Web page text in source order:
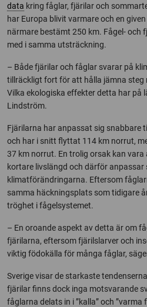
data kring fåglar, fjärilar och
har Europa blivit varmare och en
närmare bestämt 250 km. Fågel- och
med i samma utsträckning.
– Både fjärilar och fåglar svarar på
tillräckligt fort för att hålla jämna steg
Vilka ekologiska effekter detta har på
Lindström.
Fjärilarna har anpassat sig snabbare
och har i snitt flyttat 114 km norrut,
37 km norrut. En trolig orsak kan
kortare livslängd och därför anpassar
klimatförändringarna. Eftersom
samma häckningsplats som tidigare
tröghet i fågelsystemet.
– En oroande aspekt av detta är om
fjärilarna, eftersom fjärilslarver och
viktig födokälla för många fåglar,
Sverige visar de starkaste
fjärilar finns dock inga motsvarande
fåglarna delats in i ”kalla” och